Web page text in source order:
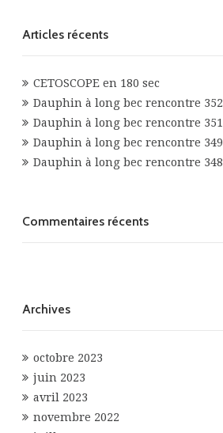
Articles récents
CETOSCOPE en 180 sec
Dauphin à long bec rencontre 352
Dauphin à long bec rencontre 351
Dauphin à long bec rencontre 349
Dauphin à long bec rencontre 348
Commentaires récents
Archives
octobre 2023
juin 2023
avril 2023
novembre 2022